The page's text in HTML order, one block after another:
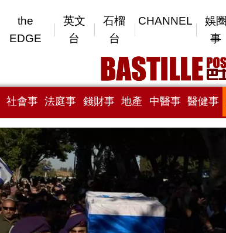
the
EDGE
英文
台
石榴
台
CHANNEL
娛圈
事
社會事 法庭事 錢財事 地產 中醫事 醫健事